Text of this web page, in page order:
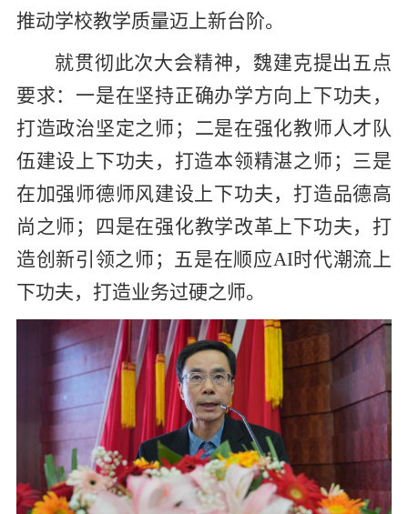
推动学校教学质量迈上新台阶。
就贯彻此次大会精神， 魏建克提出五点
要求： 一是在坚持正确办学方向上下功夫，
打造政治坚定之师 ； 二是在强化教师人才队
伍建设上下功夫，打造本领精湛之师 ； 三是
在加强师德师风建设上下功夫，打造品德高
尚之师 ；
四是在强化教学改革上下功夫，打
造创新引领之师 ； 五是在顺应AI时代潮流上
下功夫，打造业务过硬之师。